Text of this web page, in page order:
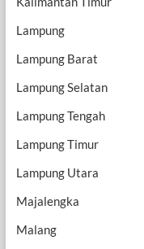
Lampung
Lampung Barat
Lampung Selatan
Lampung Tengah
Lampung Timur
Lampung Utara
Majalengka
Malang